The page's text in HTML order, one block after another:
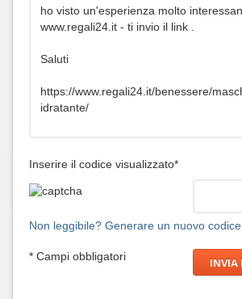
Inserire il codice visualizzato*
Non leggibile? Generare un nuovo codice
* Campi obbligatori